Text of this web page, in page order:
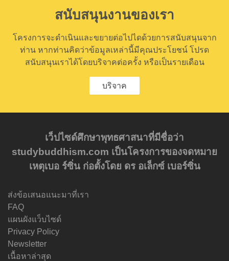
สนับสนุนงานของเรา
โครงการจะดำเนินและขยายต่อไปไดด้วยการสนับสนุนจาก
ท่าน หากท่านคิดว่าข้อมูลเหล่านี้มีคุณประโยชน์ โปรด
สนับสนุนเราได้โดยบริจาคต่อครั้ง หรือเป็นรายเดือน
บริจาค
เว็ปไซด์ศึกษาพุทธศาสนาที่มีชื่อว่า
studybuddhism.com เป็นโครงการของจดหมาย
เหตุเบอ ร์ซิ่น ก่อตั้งโดย ดร อเล็กซ์ เบอร์ซิ่น
ส่งข้อเสนอแนะมาที่เรา
FAQ
แผนผังแว็บไซด์
Privacy Policy
Newsletter
เนื้อหาล่าสุด